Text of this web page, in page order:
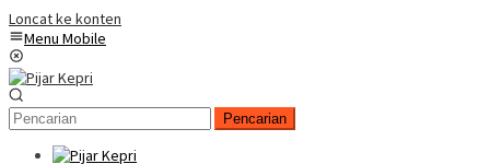
Loncat ke konten
Menu Mobile
Pencarian